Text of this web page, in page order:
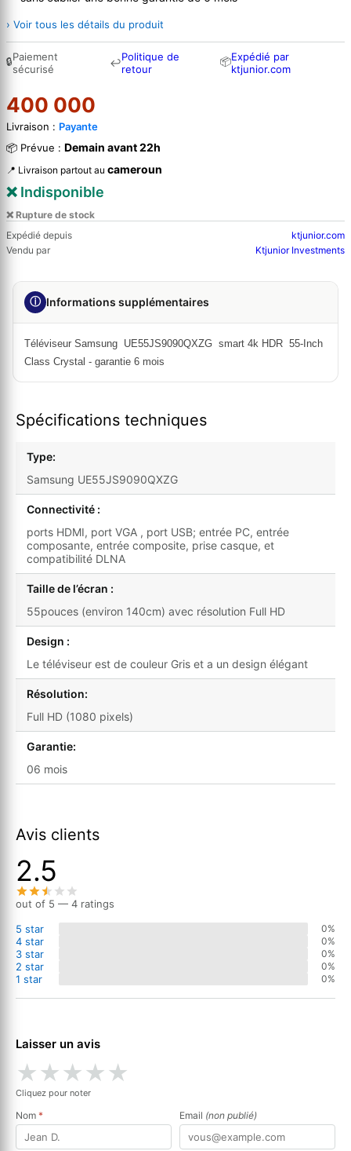
› Voir tous les détails du produit
🔒Paiement
sécurisé
↩Politique de
retour
📦Expédié par
ktjunior.com
400 000
Livraison : Payante
📦 Prévue : Demain avant 22h
📍 Livraison partout au cameroun
❌ Indisponible
❌ Rupture de stock
Expédié depuis
ktjunior.com
Vendu par
Ktjunior Investments
ⓘ Informations supplémentaires
Téléviseur Samsung UE55JS9090QXZG smart 4k HDR 55-Inch
Class Crystal - garantie 6 mois
Spécifications techniques
Type:
Samsung UE55JS9090QXZG
Connectivité :
ports HDMI, port VGA , port USB; entrée PC, entrée
composante, entrée composite, prise casque, et
compatibilité DLNA
Taille de l’écran :
55pouces (environ 140cm) avec résolution Full HD
Design :
Le téléviseur est de couleur Gris et a un design élégant
Résolution:
Full HD (1080 pixels)
Garantie:
06 mois
Avis clients
2.5
out of 5 — 4 ratings
5 star
0%
4 star 0%
3 star 0%
2 star 0%
1 star 0%
Laisser un avis
★★★★★
Cliquez pour noter
Nom * Email (non publié)